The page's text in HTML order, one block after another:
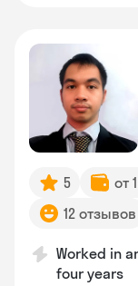
5 от
12 отзывов
Worked in
four years